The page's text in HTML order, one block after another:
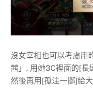
沒女宰相也可以考慮用
茜」, 用她3C裡面的[長
然後再用[孤注一擲]給